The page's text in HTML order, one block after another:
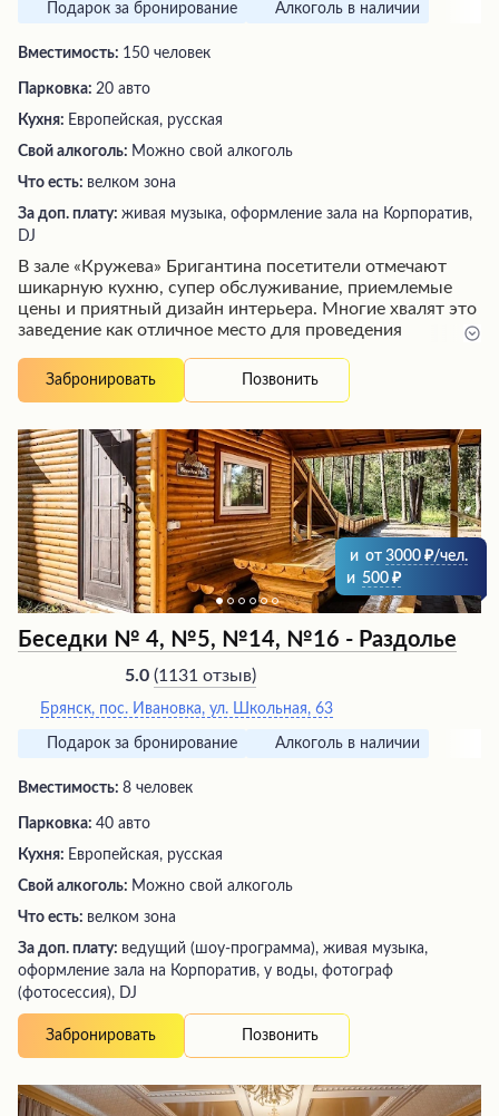
Подарок за бронирование Алкоголь в наличии
Вместимость: 150 человек
Парковка: 20 авто
Кухня: Европейская, русская
Свой алкоголь: Можно свой алкоголь
Что есть: велком зона
За доп. плату: живая музыка, оформление зала на Корпоратив,
DJ
В зале «Кружева» Бригантина посетители отмечают
шикарную кухню, супер обслуживание, приемлемые
цены и приятный дизайн интерьера. Многие хвалят это
заведение как отличное место для проведения
насладиться вежливым обслуживанием персонала.
Некоторые гости называют его самым замечательным
радушную хозяйку и прекрасных сотрудников,
создающих непередаваемую атмосферу
гостеприимства.
Забронировать Позвонить
и от 3000
/чел.
и 500
Беседки № 4, №5, №14, №16 - Раздолье
5.0 (1131 отзыв)
Брянск, пос. Ивановка, ул. Школьная, 63
Подарок за бронирование Алкоголь в наличии
Вместимость: 8 человек
Парковка: 40 авто
Кухня: Европейская, русская
Свой алкоголь: Можно свой алкоголь
Что есть: велком зона
За доп. плату: ведущий (шоу-программа), живая музыка,
оформление зала на Корпоратив, у воды, фотограф
(фотосессия), DJ
Забронировать Позвонить